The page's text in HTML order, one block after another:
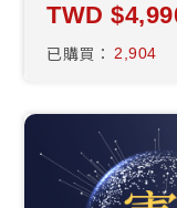
已購買： 2,904